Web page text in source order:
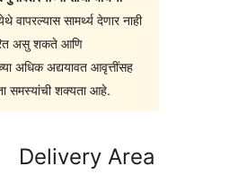
वापरल्यास सामर्थ्य देणार नाही
असु शकते आणि
अधिक अद्ययावत आवृत्तींसह
समस्यांची शक्यता आहे.
Delivery Area